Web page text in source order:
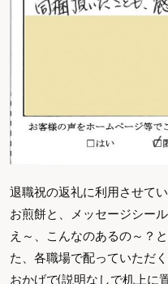
退職祝の返礼に利用させて
お煎餅と、メッセージシー
え～、こんなのあるの～？
た、各職場で配っていただ
おかげで(説明なしで机上に